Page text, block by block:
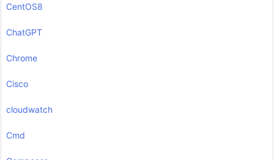
CentOS8
ChatGPT
Chrome
Cisco
cloudwatch
Cmd